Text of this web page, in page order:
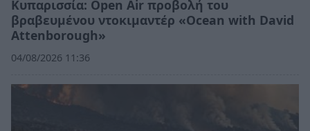
Κυπαρισσία: Open Air προβολή του
βραβευμένου ντοκιμαντέρ «Ocean with David
Attenborough»
04/08/2026 11:36